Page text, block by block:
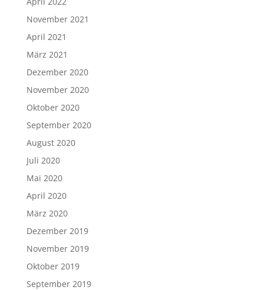
November 2021
April 2021
März 2021
Dezember 2020
November 2020
Oktober 2020
September 2020
August 2020
Juli 2020
Mai 2020
April 2020
März 2020
Dezember 2019
November 2019
Oktober 2019
September 2019